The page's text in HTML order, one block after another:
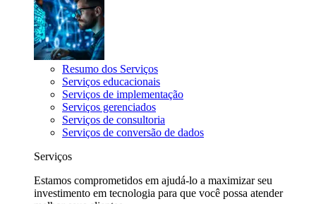
Resumo dos Serviços
Serviços educacionais
Serviços de implementação
Serviços gerenciados
Serviços de consultoria
Serviços de conversão de dados
Serviços
Estamos comprometidos em ajudá-lo a maximizar seu
investimento em tecnologia para que você possa atender